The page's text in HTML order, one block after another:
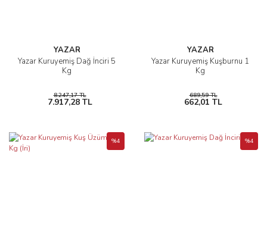
YAZAR
Yazar Kuruyemiş Dağ İnciri 5
Kg
8.247,17 TL
7.917,28 TL
YAZAR
Yazar Kuruyemiş Kuşburnu 1
Kg
689,59 TL
662,01 TL
%4 %4